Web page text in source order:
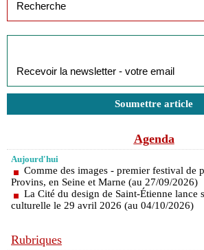
Soumettre article
Agenda
Aujourd'hui
Comme des images - premier festival de
Provins, en Seine et Marne (au 27/09/2026)
La Cité du design de Saint-Étienne lance
culturelle le 29 avril 2026 (au 04/10/2026)
Rubriques